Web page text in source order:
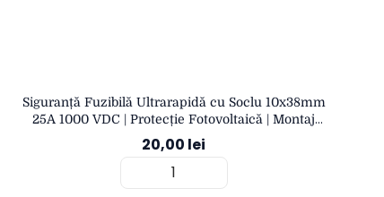
Siguranță Fuzibilă Ultrarapidă cu Soclu 10x38mm
25A 1000 VDC | Protecție Fotovoltaică | Montaj
Șină DIN | OPEN
20,00 lei